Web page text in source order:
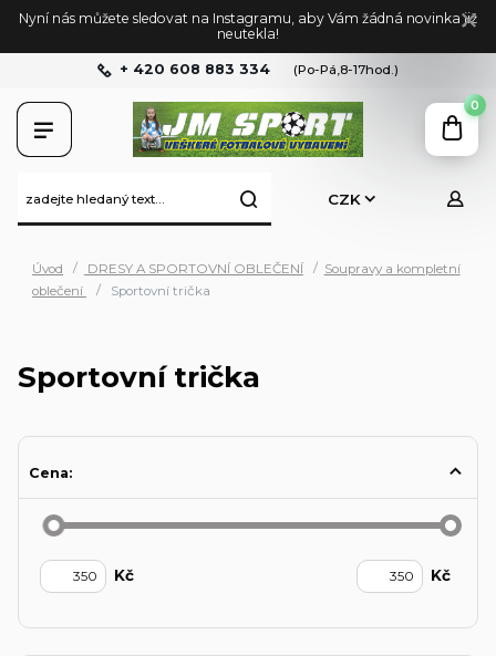
Nyní nás můžete sledovat na Instagramu, aby Vám žádná novinka již
neutekla!
CZK
+ 420 608 883 334 (Po-Pá,8-17hod.)
0
Úvod DRESY A SPORTOVNÍ OBLEČENÍ
Soupravy a kompletní
oblečení
Sportovní trička
Sportovní trička
Cena:
Kč Kč